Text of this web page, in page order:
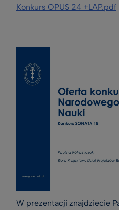
Konkurs OPUS 24 +LAP.pdf
W prezentacji znajdziecie